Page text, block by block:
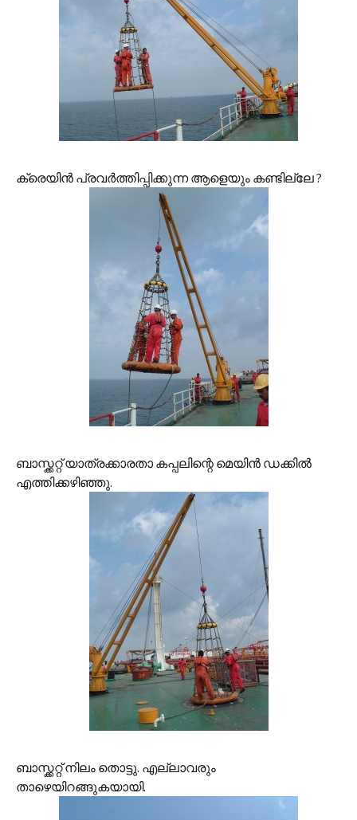
ക്രെയിന്‍ പ്രവര്‍ത്തിപ്പിക്കുന്ന ആളെയും കണ്ടില്ലേ ?
ബാസ്ക്കറ്റ് യാത്രക്കാരതാ കപ്പലിന്റെ മെയിന്‍ ഡക്കില്‍
എത്തിക്കഴിഞ്ഞു.
ബാസ്ക്കറ്റ് നിലം തൊട്ടു. എല്ലാവരും
താഴെയിറങ്ങുകയായി.